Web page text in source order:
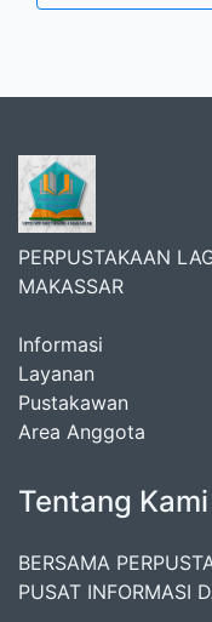
PERPUSTAKAAN
MAKASSAR
Informasi
Layanan
Pustakawan
Area Anggota
Tentang Kami
BERSAMA
PUSAT INFORMASI